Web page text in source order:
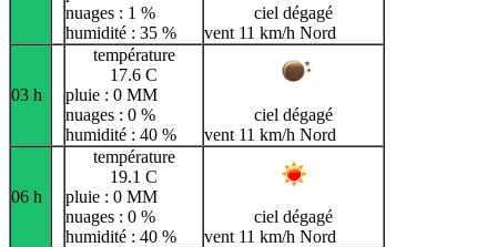
nuages : 1 %
humidité : 35 %
ciel dégagé
vent 11 km/h Nord
03 h
température
17.6 C
pluie : 0 MM
nuages : 0 %
humidité : 40 %
ciel dégagé
vent 11 km/h Nord
06 h
température
19.1 C
pluie : 0 MM
nuages : 0 %
humidité : 40 %
ciel dégagé
vent 11 km/h Nord